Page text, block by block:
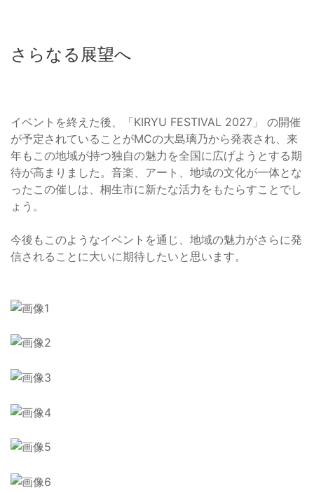
さらなる展望へ
イベントを終えた後、「KIRYU FESTIVAL 2027」 の開催
が予定されていることがMCの大島璃乃から発表され、来
年もこの地域が持つ独自の魅力を全国に広げようとする期
待が高まりました。音楽、アート、地域の文化が一体とな
ったこの催しは、桐生市に新たな活力をもたらすことでし
ょう。
今後もこのようなイベントを通じ、地域の魅力がさらに発
信されることに大いに期待したいと思います。